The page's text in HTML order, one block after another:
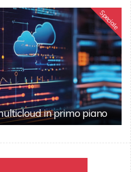
Speciale
in primo piano